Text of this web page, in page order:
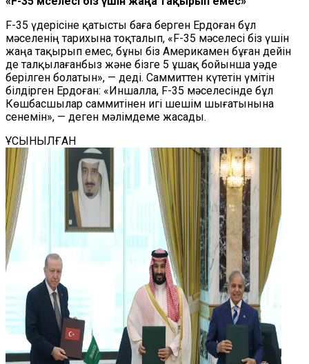
F-35 үдерісіне қатысты баға берген Ердоған бұл
мәселенің тарихына тоқталып, «F-35 мәселесі біз үшін
жаңа тақырып емес, бұны біз Америкамен бұған дейін
де талқылағанбыз және бізге 5 ұшақ бойынша уәде
берілген болатын», — деді. Саммиттен күтетін үмітін
білдірген Ердоған: «Иншалла, F-35 мәселесінде бұл
Көшбасшылар саммитінен игі шешім шығатынына
сенемін», — деген мәлімдеме жасады.
ҰСЫНЫЛҒАН